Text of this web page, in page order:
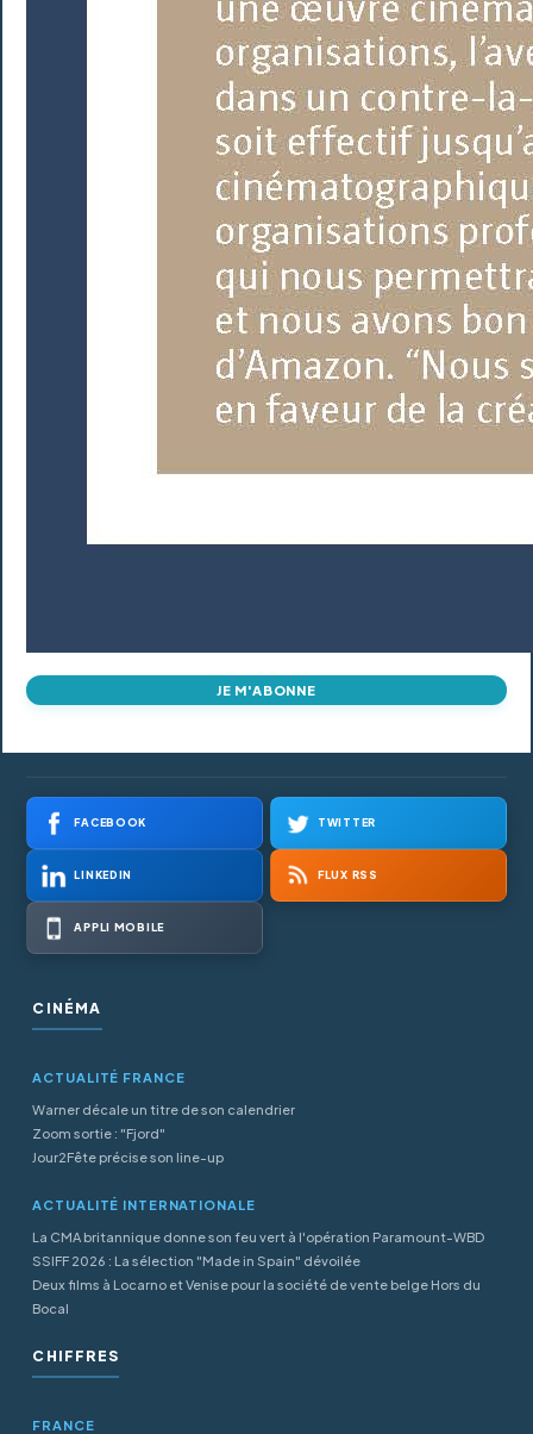
JE M'ABONNE
FACEBOOK TWITTER
LINKEDIN FLUX RSS
APPLI MOBILE
CINÉMA
ACTUALITÉ FRANCE
Warner décale un titre de son calendrier
Zoom sortie : "Fjord"
Jour2Fête précise son line-up
ACTUALITÉ INTERNATIONALE
La CMA britannique donne son feu vert à l'opération Paramount-WBD
SSIFF 2026 : La sélection "Made in Spain" dévoilée
Deux films à Locarno et Venise pour la société de vente belge Hors du
Bocal
CHIFFRES
FRANCE